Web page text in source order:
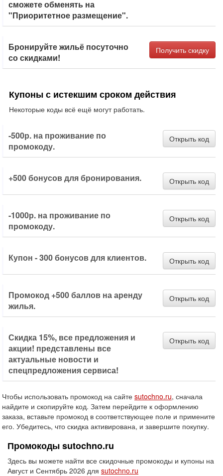
сможете обменять на
"Приоритетное размещение".
Бронируйте жильё посуточно
со скидками!
Получить скидку
Купоны с истекшим сроком действия
Некоторые коды всё ещё могут работать.
-500р. на проживание по
промокоду.
Открыть код
+500 бонусов для бронирования. Открыть код
-1000р. на проживание по
промокоду.
Открыть код
Купон - 300 бонусов для клиентов. Открыть код
Промокод +500 баллов на аренду
жилья.
Открыть код
Скидка 15%, все предложения и
акции! представлены все
актуальные новости и
спецпредложения сервиса!
Открыть код
Чтобы использовать промокод на сайте sutochno.ru, сначала
найдите и скопируйте код. Затем перейдите к оформлению
заказа, вставьте промокод в соответствующее поле и примените
его. Убедитесь, что скидка активирована, и завершите покупку.
Промокоды sutochno.ru
Здесь вы можете найти все скидочные промокоды и купоны на
Август и Сентябрь 2026 для sutochno.ru